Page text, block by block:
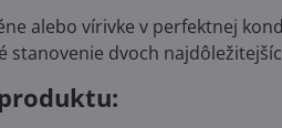
alebo vírivke v perfektnej
stanovenie dvoch